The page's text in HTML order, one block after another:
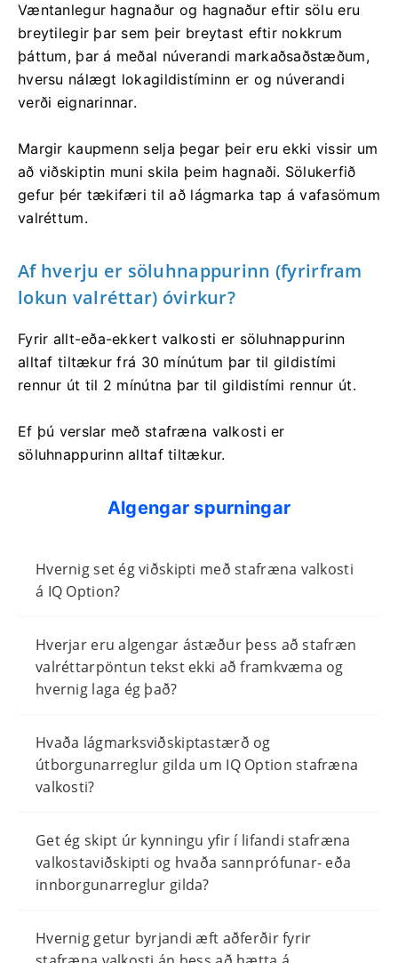
Væntanlegur hagnaður og hagnaður eftir sölu eru
breytilegir þar sem þeir breytast eftir nokkrum
þáttum, þar á meðal núverandi markaðsaðstæðum,
hversu nálægt lokagildistíminn er og núverandi
verði eignarinnar.
Margir kaupmenn selja þegar þeir eru ekki vissir um
að viðskiptin muni skila þeim hagnaði. Sölukerfið
gefur þér tækifæri til að lágmarka tap á vafasömum
valréttum.
Af hverju er söluhnappurinn (fyrirfram
lokun valréttar) óvirkur?
Fyrir allt-eða-ekkert valkosti er söluhnappurinn
alltaf tiltækur frá 30 mínútum þar til gildistími
rennur út til 2 mínútna þar til gildistími rennur út.
Ef þú verslar með stafræna valkosti er
söluhnappurinn alltaf tiltækur.
Algengar spurningar
Hvernig set ég viðskipti með stafræna valkosti
á IQ Option?
Hverjar eru algengar ástæður þess að stafræn
valréttarpöntun tekst ekki að framkvæma og
hvernig laga ég það?
Hvaða lágmarksviðskiptastærð og
útborgunarreglur gilda um IQ Option stafræna
valkosti?
Get ég skipt úr kynningu yfir í lifandi stafræna
valkostaviðskipti og hvaða sannprófunar- eða
innborgunarreglur gilda?
Hvernig getur byrjandi æft aðferðir fyrir